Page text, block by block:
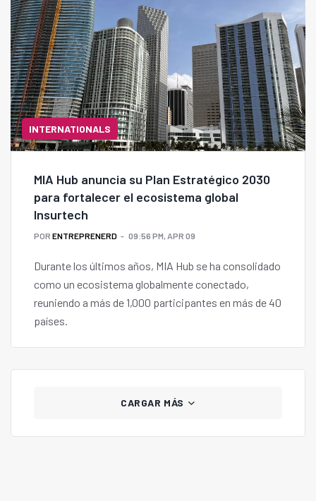
INTERNATIONALS
MIA Hub anuncia su Plan Estratégico 2030
para fortalecer el ecosistema global
Insurtech
POR ENTREPRENERD 09:56 PM, APR 09
Durante los últimos años, MIA Hub se ha consolidado
como un ecosistema globalmente conectado,
reuniendo a más de 1,000 participantes en más de 40
países.
CARGAR MÁS